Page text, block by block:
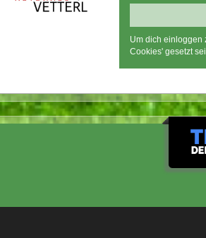
Um dich einloggen
Cookies' gesetzt